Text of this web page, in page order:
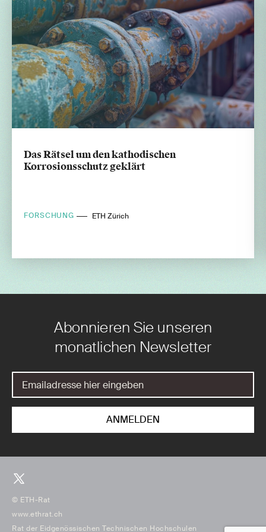
Das Rätsel um den kathodischen
Korrosionsschutz geklärt
FORSCHUNG ETH Zürich
Abonnieren Sie unseren
monatlichen Newsletter
© ETH-Rat
www.ethrat.ch
Rat der Eidgenössischen Technischen Hochschulen